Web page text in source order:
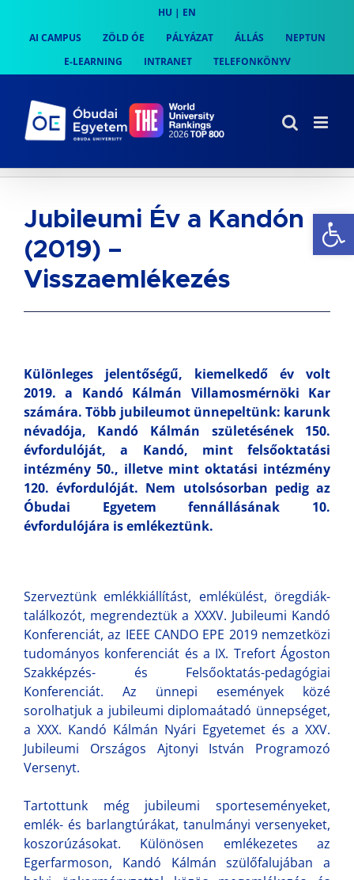
content
HU | EN
AI CAMPUS
ZÖLD ÓE PÁLYÁZAT ÁLLÁS
NEPTUN
E-LEARNING
INTRANET TELEFONKÖNYV
Jubileumi Év a Kandón
(2019) –
Visszaemlékezés
Különleges jelentőségű, kiemelkedő év volt
2019. a Kandó Kálmán Villamosmérnöki Kar
számára. Több jubileumot ünnepeltünk: karunk
névadója, Kandó Kálmán születésének 150.
évfordulóját, a Kandó, mint felsőoktatási
intézmény 50., illetve mint oktatási intézmény
120. évfordulóját. Nem utolsósorban pedig az
Óbudai Egyetem fennállásának 10.
évfordulójára is emlékeztünk.
Szerveztünk emlékkiállítást, emlékülést, öregdiák-
találkozót, megrendeztük a XXXV. Jubileumi Kandó
Konferenciát, az IEEE CANDO EPE 2019 nemzetközi
tudományos konferenciát és a IX. Trefort Ágoston
Szakképzés- és Felsőoktatás-pedagógiai
Konferenciát. Az ünnepi események közé
sorolhatjuk a jubileumi diplomaátadó ünnepséget,
a XXX. Kandó Kálmán Nyári Egyetemet és a XXV.
Jubileumi Országos Ajtonyi István Programozó
Versenyt.
Tartottunk még jubileumi sporteseményeket,
emlék- és barlangtúrákat, tanulmányi versenyeket,
koszorúzásokat. Különösen emlékezetes az
Egerfarmoson, Kandó Kálmán szülőfalujában a